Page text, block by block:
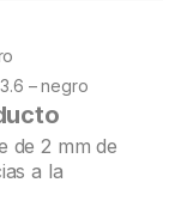
– negro
de 2 mm de
a la